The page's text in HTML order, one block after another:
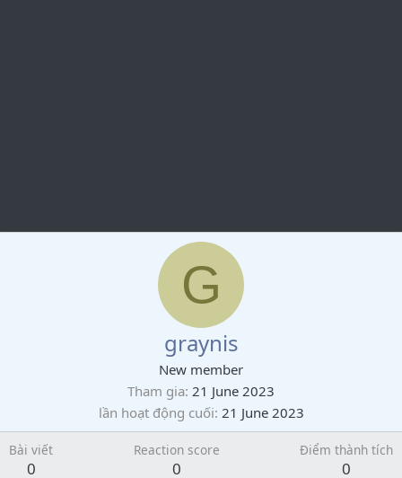
G
graynis
New member
Tham gia 21 June 2023
lần hoạt động cuối 21 June 2023
Bài viết
0
Reaction score
0
Điểm thành tích
0